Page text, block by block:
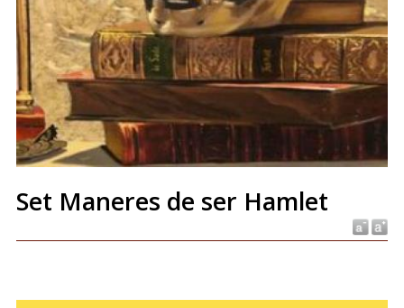
Set Maneres de ser Hamlet